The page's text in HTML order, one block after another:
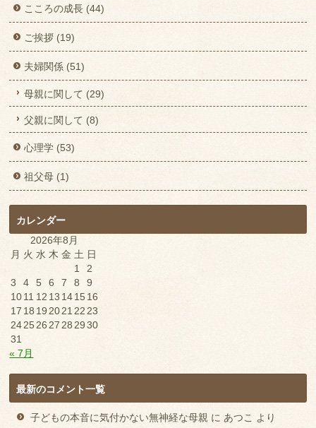
こころの成長 (44)
ご挨拶 (19)
夫婦関係 (51)
母親に関して (29)
父親に関して (8)
心理学 (53)
祖父母 (1)
カレンダー
2026年8月
月 火 水 木 金 土 日
1
2
3
4 5 6 7 8
9
1011 12 13 141516
17 18 19 2021 22 23
24252627 2829 30
31
« 7月
最新のコメント一覧
子どもの本音に気付かない無神経な母親 に あつこ より